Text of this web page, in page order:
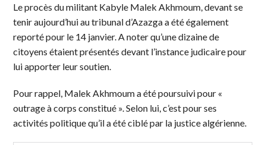
Le procès du militant Kabyle Malek Akhmoum, devant se
tenir aujourd’hui au tribunal d’Azazga a été également
reporté pour le 14 janvier. A noter qu’une dizaine de
citoyens étaient présentés devant l’instance judicaire pour
lui apporter leur soutien.
Pour rappel, Malek Akhmoum a été poursuivi pour «
outrage à corps constitué ». Selon lui, c’est pour ses
activités politique qu’il a été ciblé par la justice algérienne.